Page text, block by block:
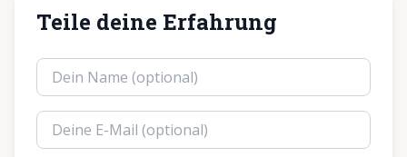
Teile deine Erfahrung